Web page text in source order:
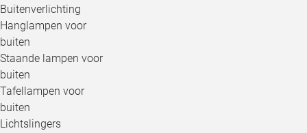
Buitenverlichting
Hanglampen voor
buiten
Staande lampen voor
buiten
Tafellampen voor
buiten
Lichtslingers